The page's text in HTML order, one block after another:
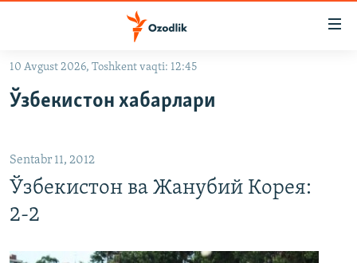
Асосий
Қидиришга
ўтинг
OZODLIK SURISHTIRUVLARI
На русском
10 Avgust 2026, Toshkent vaqti: 12:45
Ўзбекистон хабарлари
Sentabr 11, 2012
Ўзбекистон ва Жанубий Корея:
2-2